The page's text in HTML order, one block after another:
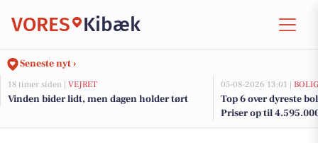
VORES Kibæk
Seneste nyt ›
18 timer siden | VEJRET
Vinden bider lidt, men dagen holder tørt
05-08-2026 13:01 |
Top 6 over dyreste
Priser op til